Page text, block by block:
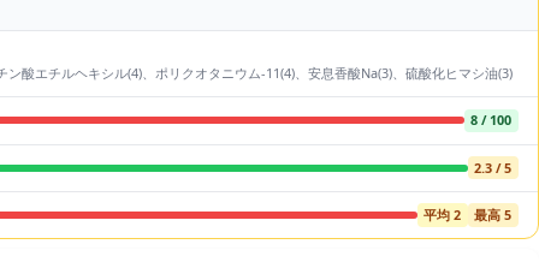
酸エチルヘキシル(4)、ポリクオタニウム-11(4)、安息香酸Na(3)、硫酸化ヒマシ油(3)
8 / 100
2.3 / 5
平均 2 最高 5